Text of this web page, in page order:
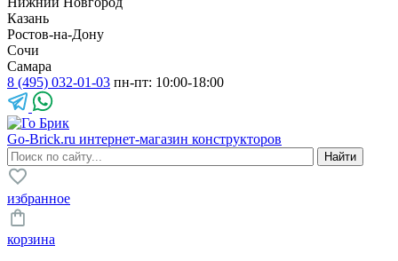
Казань
Ростов-на-Дону
Сочи
Самара
8 (495) 032-01-03 пн-пт: 10:00-18:00
Go-Brick.ru интернет-магазин конструкторов
избранное
корзина